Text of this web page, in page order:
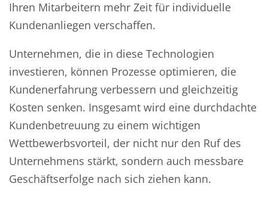
Ihren Mitarbeitern mehr Zeit für individuelle
Kundenanliegen verschaffen.
Unternehmen, die in diese Technologien
investieren, können Prozesse optimieren, die
Kundenerfahrung verbessern und gleichzeitig
Kosten senken. Insgesamt wird eine durchdachte
Kundenbetreuung zu einem wichtigen
Wettbewerbsvorteil, der nicht nur den Ruf des
Unternehmens stärkt, sondern auch messbare
Geschäftserfolge nach sich ziehen kann.